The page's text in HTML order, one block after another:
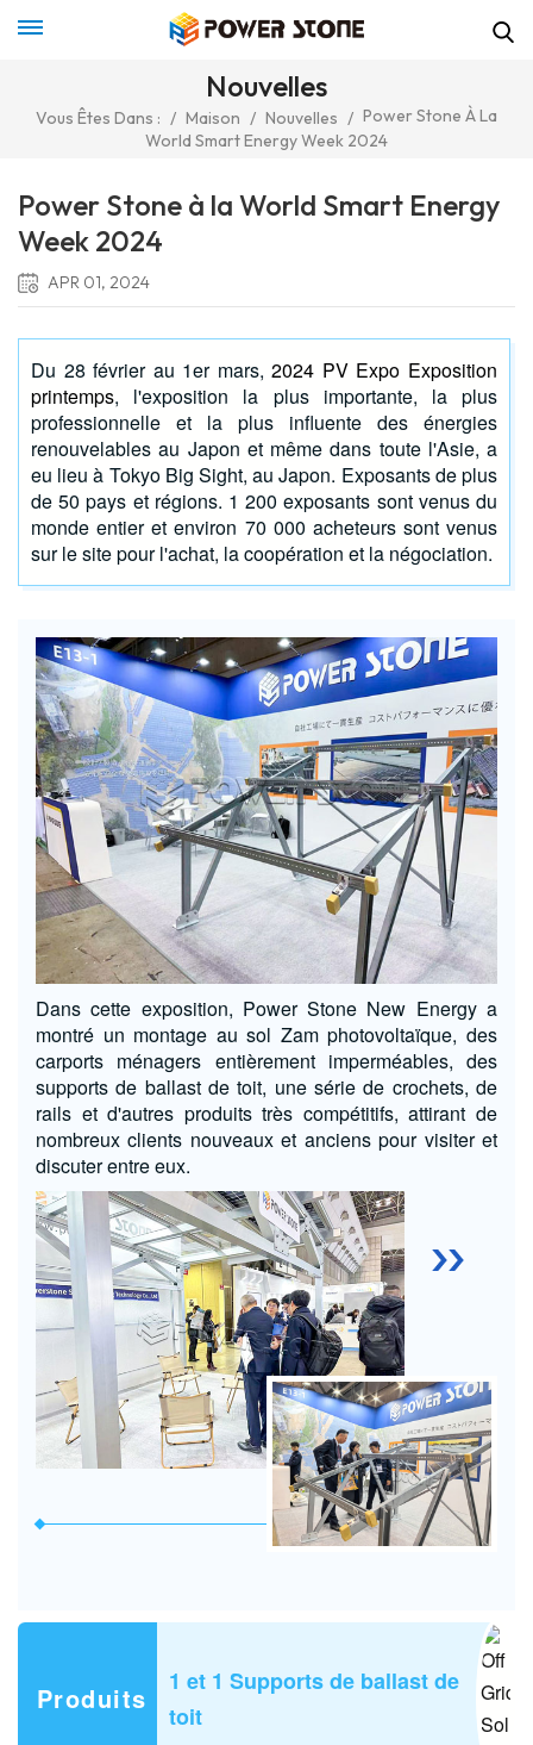
Nouvelles
Vous Êtes Dans : / Maison / Nouvelles / Power Stone À La
World Smart Energy Week 2024
Power Stone à la World Smart Energy
Week 2024
APR 01, 2024
Du 28 février au 1er mars,2024 PV Expo Exposition
printemps, l'exposition la plus importante, la plus
professionnelle et la plus influente des énergies
renouvelables au Japon et même dans toute l'Asie, a
eu lieu à Tokyo Big Sight, au Japon. Exposants de plus
de 50 pays et régions. 1 200 exposants sont venus du
monde entier et environ 70 000 acheteurs sont venus
sur le site pour l'achat, la coopération et la négociation.
Dans cette exposition, Power Stone New Energy a
montré un montage au sol Zam photovoltaïque, des
carports ménagers entièrement imperméables, des
supports de ballast de toit, une série de crochets, de
rails et d'autres produits très compétitifs, attirant de
nombreux clients nouveaux et anciens pour visiter et
discuter entre eux.
Produits 1 et 1 Supports de ballast de
toit